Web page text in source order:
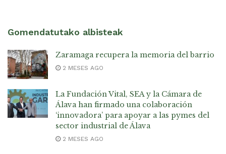
Gomendatutako albisteak
Zaramaga recupera la memoria del barrio
2 MESES AGO
La Fundación Vital, SEA y la Cámara de
Álava han firmado una colaboración
‘innovadora’ para apoyar a las pymes del
sector industrial de Álava
2 MESES AGO